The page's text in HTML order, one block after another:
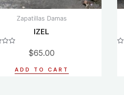
Zapatillas Damas
IZEL
$65.00
ADD TO CART